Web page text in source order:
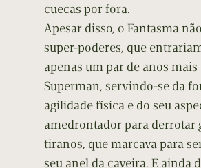
cuecas por fora.
Apesar disso, o Fantasma
super-poderes, que
apenas um par de anos
Superman, servindo-se da
agilidade física e do seu
amedrontador para derrotar
tiranos, que marcava para
seu anel da caveira. E ainda